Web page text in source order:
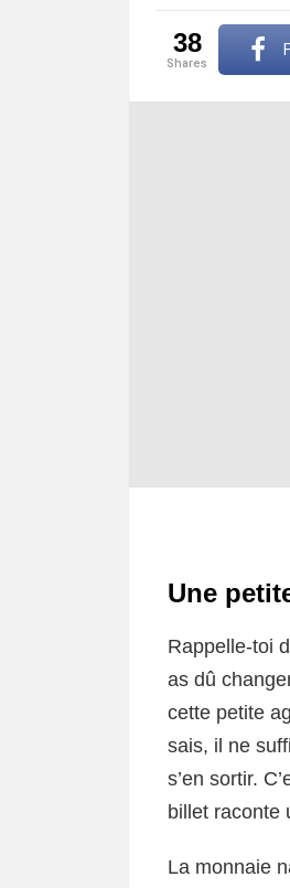
38
shares
Une
Rappelle-toi
as dû
cette petite
sais, il ne
s’en sortir.
billet raconte
La monnaie